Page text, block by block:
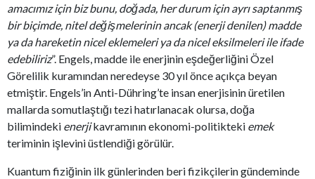
amacımız için biz bunu, doğada, her durum için ayrı saptanmış
bir biçimde, nitel değişmelerinin ancak (enerji denilen) madde
ya da hareketin nicel eklemeleri ya da nicel eksilmeleri ile ifade
edebiliriz”. Engels, madde ile enerjinin eşdeğerliğini Özel
Görelilik kuramından neredeyse 30 yıl önce açıkça beyan
etmiştir. Engels’in Anti-Dühring’te insan enerjisinin üretilen
mallarda somutlaştığı tezi hatırlanacak olursa, doğa
bilimindeki enerjikavramının ekonomi-politikteki emek
teriminin işlevini üstlendiği görülür.
Kuantum fiziğinin ilk günlerinden beri fizikçilerin gündeminde